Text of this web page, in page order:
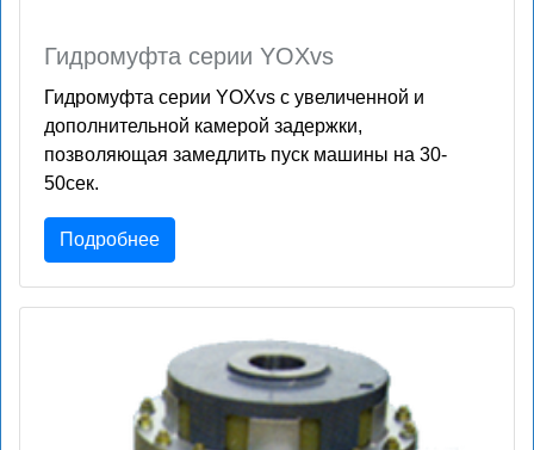
Гидромуфта серии YOXvs
Гидромуфта серии YOXvs с увеличенной и
дополнительной камерой задержки,
позволяющая замедлить пуск машины на 30-
50сек.
Подробнее